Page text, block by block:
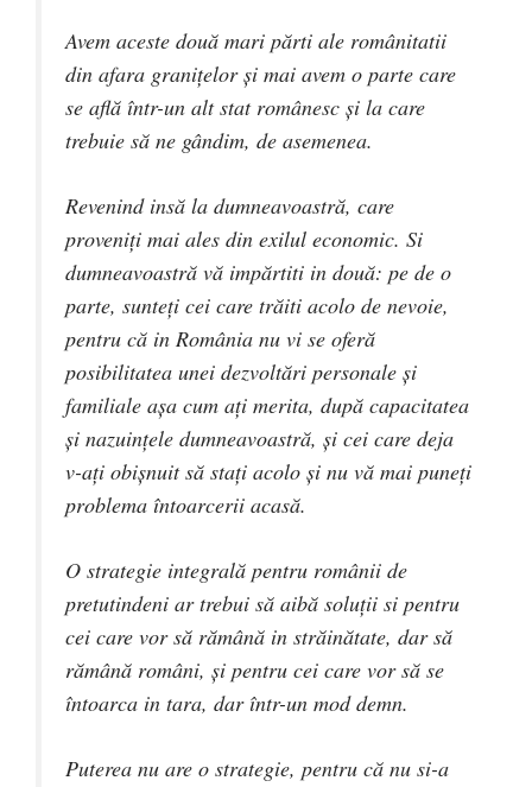
Avem aceste două mari părti ale românitatii
din afara granițelor și mai avem o parte care
se află într-un alt stat românesc și la care
trebuie să ne gândim, de asemenea.
Revenind insă la dumneavoastră, care
proveniți mai ales din exilul economic. Si
dumneavoastră vă impărtiti in două: pe de o
parte, sunteți cei care trăiti acolo de nevoie,
pentru că in România nu vi se oferă
posibilitatea unei dezvoltări personale și
familiale așa cum ați merita, după capacitatea
și nazuințele dumneavoastră, și cei care deja
v-ați obișnuit să stați acolo și nu vă mai puneți
problema întoarcerii acasă.
O strategie integrală pentru românii de
pretutindeni ar trebui să aibă soluții si pentru
cei care vor să rămână in străinătate, dar să
rămână români, și pentru cei care vor să se
întoarca in tara, dar într-un mod demn.
Puterea nu are o strategie, pentru că nu si-a